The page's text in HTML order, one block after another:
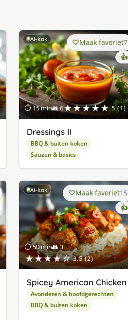
AI-kok
⏱ 15 min👥 6★★★★★ 5 (1)
Maak favoriet7
👍
Dressings II
BBQ & buiten koken
Sauzen & basics
AI-kok
⏱ 50 min👥 3
★★★★☆ 3.5 (2)
Maak favoriet15
👍
Spicey American Chicken
Avondeten & hoofdgerechten
BBQ & buiten koken